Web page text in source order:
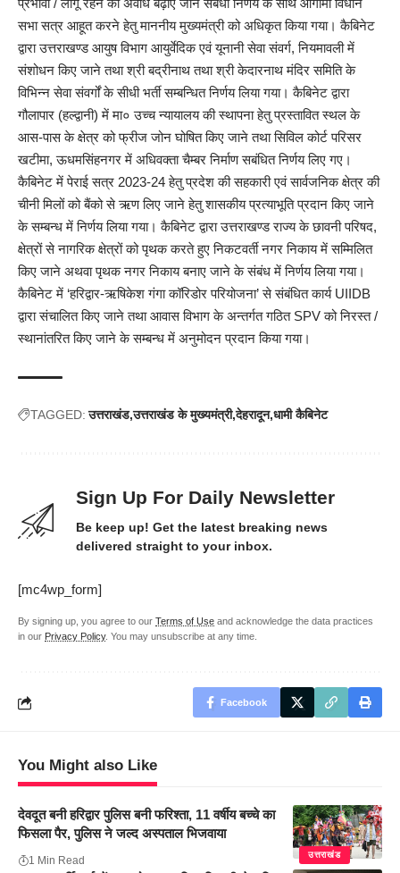
प्रभावी / लागू रहने की अवधि बढ़ाए जाने संबंधी निर्णय के साथ आगामी विधान
सभा सत्र आहूत करने हेतु माननीय मुख्यमंत्री को अधिकृत किया गया। कैबिनेट
द्वारा उत्तराखण्ड आयुष विभाग आयुर्वेदिक एवं यूनानी सेवा संवर्ग, नियमावली में
संशोधन किए जाने तथा श्री बद्रीनाथ तथा श्री केदारनाथ मंदिर समिति के
विभिन्न सेवा संवर्गों के सीधी भर्ती सम्बन्धित निर्णय लिया गया। कैबिनेट द्वारा
गौलापार (हल्द्वानी) में मा० उच्च न्यायालय की स्थापना हेतु प्रस्तावित स्थल के
आस-पास के क्षेत्र को फ्रीज जोन घोषित किए जाने तथा सिविल कोर्ट परिसर
खटीमा, ऊधमसिंहनगर में अधिवक्ता चैम्बर निर्माण सबंधित निर्णय लिए गए।
कैबिनेट में पेराई सत्र 2023-24 हेतु प्रदेश की सहकारी एवं सार्वजनिक क्षेत्र की
चीनी मिलों को बैंको से ऋण लिए जाने हेतु शासकीय प्रत्याभूति प्रदान किए जाने
के सम्बन्ध में निर्णय लिया गया। कैबिनेट द्वारा उत्तराखण्ड राज्य के छावनी परिषद,
क्षेत्रों से नागरिक क्षेत्रों को पृथक करते हुए निकटवर्ती नगर निकाय में सम्मिलित
किए जाने अथवा पृथक नगर निकाय बनाए जाने के संबंध में निर्णय लिया गया।
कैबिनेट में ‘हरिद्वार-ऋषिकेश गंगा कॉरिडोर परियोजना’ से संबंधित कार्य UIIDB
द्वारा संचालित किए जाने तथा आवास विभाग के अन्तर्गत गठित SPV को निरस्त /
स्थानांतरित किए जाने के सम्बन्ध में अनुमोदन प्रदान किया गया।
TAGGED: उत्तराखंड उत्तराखंड के मुख्यमंत्री देहरादून धामी कैबिनेट
Sign Up For Daily Newsletter
Be keep up! Get the latest breaking news
delivered straight to your inbox.
[mc4wp_form]
By signing up, you agree to our Terms of Use and acknowledge the data practices
in our Privacy Policy. You may unsubscribe at any time.
Facebook
You Might also Like
उत्तराखंड
देवदूत बनी हरिद्वार पुलिस बनी फरिश्ता, 11 वर्षीय बच्चे का
फिसला पैर, पुलिस ने जल्द अस्पताल भिजवाया
1 Min Read